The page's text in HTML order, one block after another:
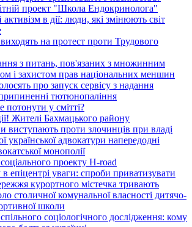
проект "Школа Ендокринолога"
в дії: люди, які змінюють світ
на протест проти Трудового
з питань, пов'язаних з множинним
і захистом прав національних меншин
про запуск сервісу з надання
тютюнопаління
потонути у смітті?
Жителі Бахмацького району
виступають проти злочинців при владі
української адвокатури напередодні
монополії
проекту H-road
в епіцентрі уваги: спроби приватизувати
курортного містечка тривають
столичної комунальної власності дитячо-
школи
соціологічного дослідження: кому